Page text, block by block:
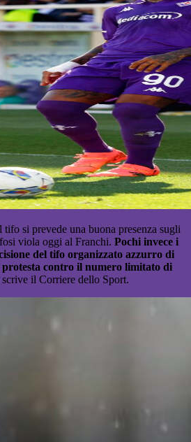
si prevede una buona presenza sugli
viola oggi al Franchi. Pochi invece i
del tifo organizzato azzurro di
contro il numero limitato di
il Corriere dello Sport.